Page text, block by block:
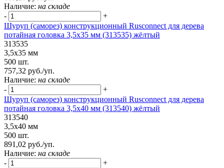
Наличие: на складе
-
+
Шуруп (саморез) конструкционный Rusconnect для дерева
потайная головка 3,5х35 мм (313535) жёлтый
313535
3,5х35 мм
500 шт.
757,32 руб./уп.
Наличие: на складе
-
+
Шуруп (саморез) конструкционный Rusconnect для дерева
потайная головка 3,5х40 мм (313540) жёлтый
313540
3,5х40 мм
500 шт.
891,02 руб./уп.
Наличие: на складе
-
+